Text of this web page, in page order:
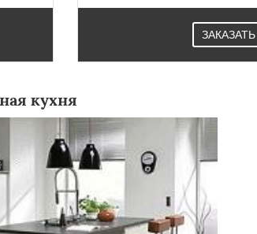
ЗАКАЗАТЬ
кухня